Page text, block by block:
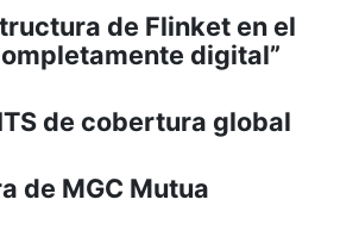
de Flinket en el
digital”
de cobertura global
de MGC Mutua